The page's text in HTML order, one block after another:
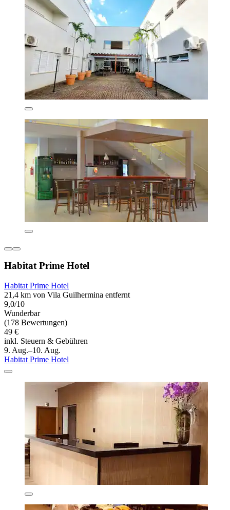
Habitat Prime Hotel
Habitat Prime Hotel
21,4 km von Vila Guilhermina entfernt
9,0/10
Wunderbar
(178 Bewertungen)
49 €
inkl. Steuern & Gebühren
9. Aug.–10. Aug.
Habitat Prime Hotel